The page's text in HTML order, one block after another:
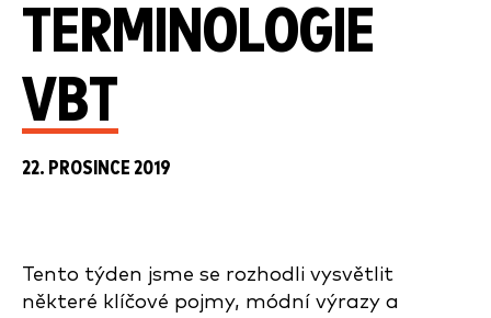
TERMINOLOGIE
VBT
22. PROSINCE 2019
Tento týden jsme se rozhodli vysvětlit
některé klíčové pojmy, módní výrazy a